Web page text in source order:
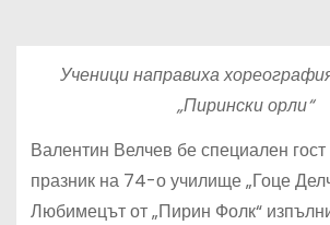
Ученици направиха
„Пирински орли“
Валентин Велчев бе специален
празник на 74-о училище „Гоце
Любимецът от „Пирин Фолк“